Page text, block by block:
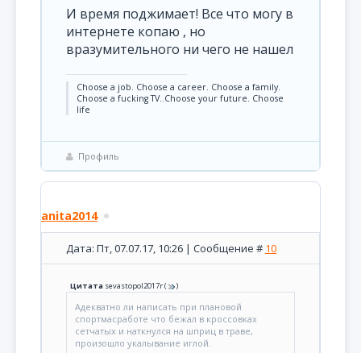
И время поджимает! Все что могу в
интернете копаю , но
вразумительного ни чего не нашел
Choose a job. Choose a career. Choose a family.
Choose a fucking TV..Choose your future. Choose
life
Профиль
anita2014
Дата: Пт, 07.07.17, 10:26 | Сообщение # 10
Цитата sevastopol2017r( )
Адекватно ли написать при плановой
спортмасработе что бежал в кроссовках
сетчатых и наткнулся на шприц в траве,
произошло укалывание иглой.